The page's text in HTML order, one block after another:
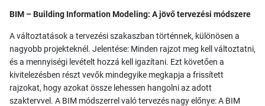
BIM – Building Information Modeling: A jövő tervezési módszere
A változtatások a tervezési szakaszban történnek, különösen a
nagyobb projekteknél. Jelentése: Minden rajzot meg kell változtatni,
és a mennyiségi levételt hozzá kell igazítani. Ezt követően a
kivitelezésben részt vevők mindegyike megkapja a frissített
rajzokat, hogy azokat össze lehessen hangolni az adott
szaktervvel. A BIM módszerrel való tervezés nagy előnye: A BIM